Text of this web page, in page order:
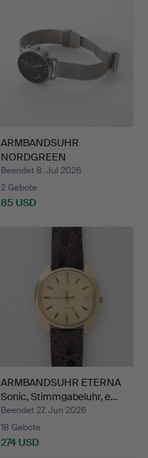
ARMBANDSUHR
NORDGREEN
Copenhagen Pioneer, …
Beendet 8. Jul 2026
2 Gebote
85 USD
ARMBANDSUHR ETERNA
Sonic, Stimmgabeluhr, e…
Beendet 27. Jun 2026
18 Gebote
274 USD